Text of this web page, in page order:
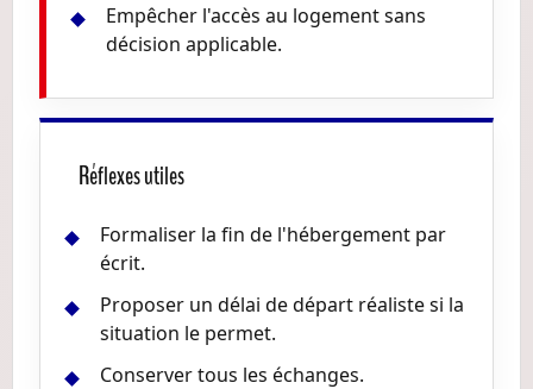
Empêcher l'accès au logement sans
décision applicable.
Réflexes utiles
Formaliser la fin de l'hébergement par
écrit.
Proposer un délai de départ réaliste si la
situation le permet.
Conserver tous les échanges.